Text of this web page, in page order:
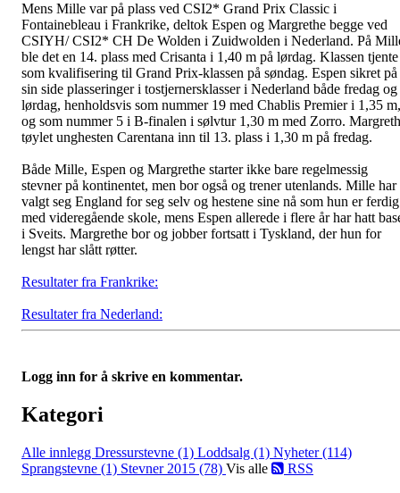
Mens Mille var på plass ved CSI2* Grand Prix Classic i
Fontainebleau i Frankrike, deltok Espen og Margrethe begge ved
CSIYH/ CSI2* CH De Wolden i Zuidwolden i Nederland. På
ble det en 14. plass med Crisanta i 1,40 m på lørdag. Klassen tjente
som kvalifisering til Grand Prix-klassen på søndag. Espen sikret på
sin side plasseringer i tostjernersklasser i Nederland både fredag og
lørdag, henholdsvis som nummer 19 med Chablis Premier i 1,35 m,
og som nummer 5 i B-finalen i sølvtur 1,30 m med Zorro.
tøylet unghesten Carentana inn til 13. plass i 1,30 m på fredag.
Både Mille, Espen og Margrethe starter ikke bare regelmessig
stevner på kontinentet, men bor også og trener utenlands. Mille har
valgt seg England for seg selv og hestene sine nå som hun er ferdig
med videregående skole, mens Espen allerede i flere år har hatt
i Sveits. Margrethe bor og jobber fortsatt i Tyskland, der hun for
lengst har slått røtter.
Resultater fra Frankrike:
Resultater fra Nederland:
Logg inn for å skrive en kommentar.
Kategori
Alle innlegg Dressurstevne (1) Loddsalg (1) Nyheter (114)
Sprangstevne (1) Stevner 2015 (78) Vis alle RSS